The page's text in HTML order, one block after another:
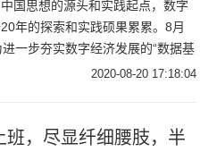
国思想的源头和实践起点，数字
年的探索和实践硕果累累。8月
一步夯实数字经济发展的“数据基
激发数字经济这一新动能，由福建
2020-08-20 17:18:04
，尽显纤细腰肢，半